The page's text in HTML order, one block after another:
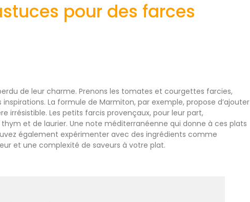
pour des farces
de leur charme. Prenons les tomates et courgettes farcies,
La formule de Marmiton, par exemple, propose d’ajouter
irrésistible. Les petits farcis provençaux, pour leur part,
et de laurier. Une note méditerranéenne qui donne à ces plats
également expérimenter avec des ingrédients comme
et une complexité de saveurs à votre plat.